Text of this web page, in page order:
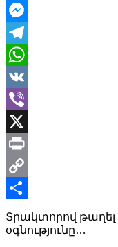
Facebook
Messenger
Telegram
WhatsApp
VK
Viber
X
Print
Copy
Link
Share
Տրակտորով
օգնությունը…